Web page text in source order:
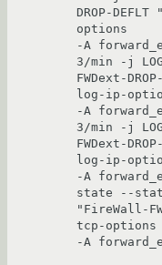
DROP-
options
-A
3/min -j
FWDext-
log-ip-
-A
3/min -j
FWDext-
log-ip-
-A
state --
"FireWall-
tcp-
-A